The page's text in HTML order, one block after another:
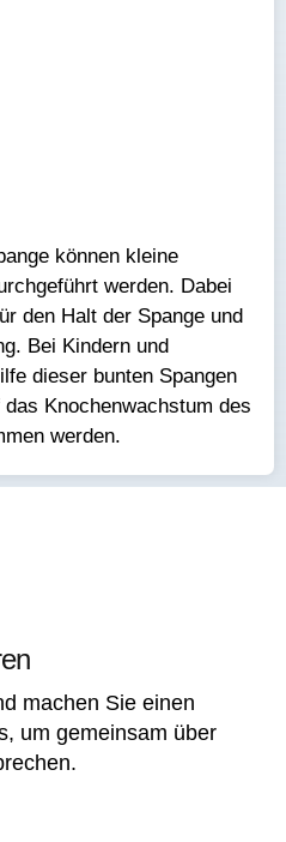
können kleine
werden. Dabei
den Halt der Spange und
Bei Kindern und
dieser bunten Spangen
Knochenwachstum des
werden.​
machen Sie einen
um gemeinsam über